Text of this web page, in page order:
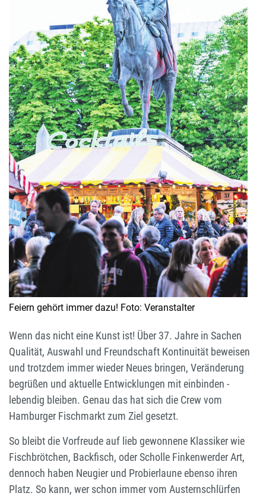
Feiern gehört immer dazu! Foto: Veranstalter
Wenn das nicht eine Kunst ist! Über 37. Jahre in Sachen
Qualität, Auswahl und Freundschaft Kontinuität beweisen
und trotzdem immer wieder Neues bringen, Veränderung
begrüßen und aktuelle Entwicklungen mit einbinden -
lebendig bleiben. Genau das hat sich die Crew vom
Hamburger Fischmarkt zum Ziel gesetzt.
So bleibt die Vorfreude auf lieb gewonnene Klassiker wie
Fischbrötchen, Backfisch, oder Scholle Finkenwerder Art,
dennoch haben Neugier und Probierlaune ebenso ihren
Platz. So kann, wer schon immer vom Austernschlürfen